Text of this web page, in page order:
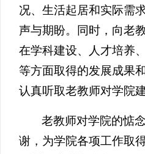
况、生活起居和实际需
声与期盼。同时，向老
在学科建设、人才培养
等方面取得的发展成果
认真听取老教师对学院
老教师对学院的惦
谢，为学院各项工作取